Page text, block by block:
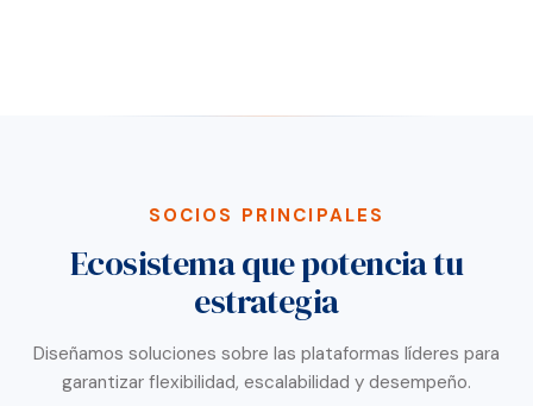
SOCIOS PRINCIPALES
Ecosistema que potencia tu
estrategia
Diseñamos soluciones sobre las plataformas líderes para
garantizar flexibilidad, escalabilidad y desempeño.